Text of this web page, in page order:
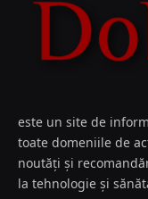
este un site de
toate domeniile de
noutăți și
la tehnologie și